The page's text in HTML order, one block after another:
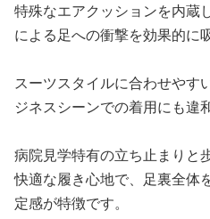
特殊なエアクッションを内蔵
による足への衝撃を効果的に
スーツスタイルに合わせやす
ジネスシーンでの着用にも違
病院見学特有の立ち止まりと
快適な履き心地で、足裏全体
定感が特徴です。